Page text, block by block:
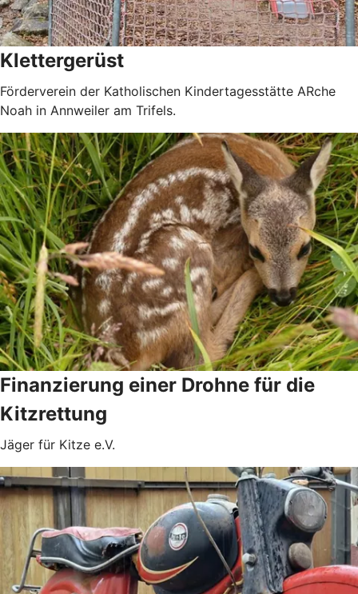
Klettergerüst
Förderverein der Katholischen Kindertagesstätte ARche
Noah in Annweiler am Trifels.
Finanzierung einer Drohne für die
Kitzrettung
Jäger für Kitze e.V.